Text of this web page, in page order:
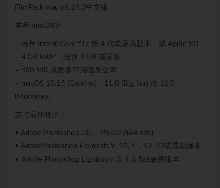
FilmPack mac v6.14.0中文版
苹果 macOS®
– 推荐 Intel® Core™ i7 第 4 代或更高版本，或 Apple M1
– 4 GB RAM（推荐 8 GB 或更多）
– 400 MB 或更多可用磁盘空间
– macOS 10.15 (Catalina)、11.0 (Big Sur) 或 12.0
(Monterey)
支持插件程序：
• Adobe Photoshop CC, – PS2022(64 bits)
• AdobePhotoshop Elements 9, 10, 11, 12, 13或最新版本
• Adobe Photoshop Lightroom 3, 4 & 5或最新版本